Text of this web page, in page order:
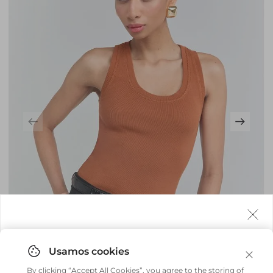
By clicking “Accept All Cookies”, you agree to the storing of